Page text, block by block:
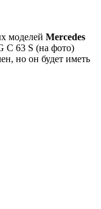
моделей Mercedes
C 63 S (на фото)
но он будет иметь